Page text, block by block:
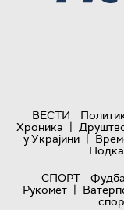
ВЕСТИ
Хроника |
у Украјини |
СПОРТ
Рукомет |